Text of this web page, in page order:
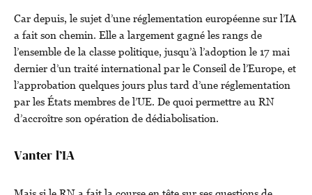
Car depuis, le sujet d’une réglementation européenne sur l’IA
a fait son chemin. Elle a largement gagné les rangs de
l’ensemble de la classe politique, jusqu’à l’adoption le 17 mai
dernier d’un traité international par le Conseil de l’Europe, et
l’approbation quelques jours plus tard d’une réglementation
par les États membres de l’UE. De quoi permettre au RN
d’accroître son opération de dédiabolisation.
Vanter l’IA